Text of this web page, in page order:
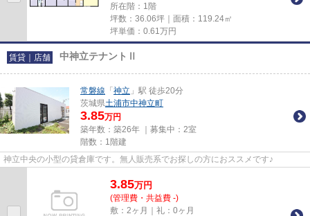
所在階：1階
坪数：36.06坪｜面積：119.24㎡
坪単価： 0.61万円
賃貸｜店舗 中神立テナントⅡ
常磐線 「 神立 」駅 徒歩20分
茨城県土浦市中神立町
3.85万円
築年数：築26年 ｜募集中： 2室
階数：1階建
神立中央の小型の貸倉庫です。無人販売系でお探しの方におススメです♪
3.85万円
(管理費・共益費 -)
敷：2ヶ月｜礼：0ヶ月